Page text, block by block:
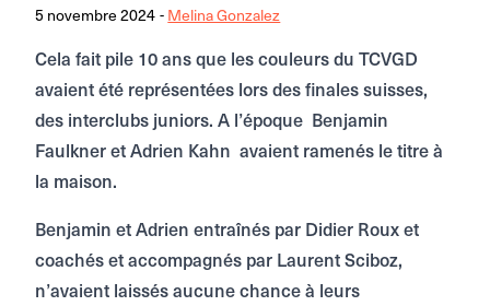
5 novembre 2024 -Melina Gonzalez
Cela fait pile 10 ans que les couleurs du TCVGD
avaient été représentées lors des finales suisses,
des interclubs juniors. A l’époque Benjamin
Faulkner et Adrien Kahn avaient ramenés le titre à
la maison.
Benjamin et Adrien entraînés par Didier Roux et
coachés et accompagnés par Laurent Sciboz,
n’avaient laissés aucune chance à leurs